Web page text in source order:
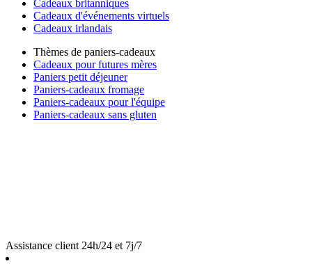
Cadeaux britanniques
Cadeaux d'événements virtuels
Cadeaux irlandais
Thèmes de paniers-cadeaux
Cadeaux pour futures mères
Paniers petit déjeuner
Paniers-cadeaux fromage
Paniers-cadeaux pour l'équipe
Paniers-cadeaux sans gluten
Assistance client 24h/24 et 7j/7